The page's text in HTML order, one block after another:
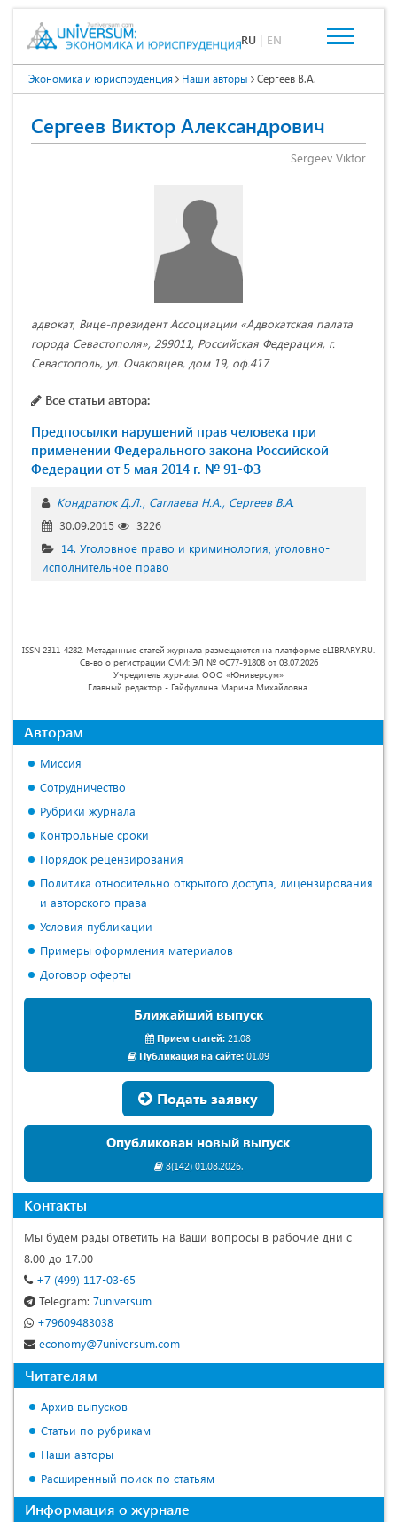
RU | EN
Экономика и юриспруденция Наши авторы Сергеев В.А.
Сергеев Виктор Александрович
Sergeev Viktor
адвокат, Вице-президент Ассоциации «Адвокатская палата
города Севастополя», 299011, Российская Федерация, г.
Севастополь, ул. Очаковцев, дом 19, оф.417
Все статьи автора:
Предпосылки нарушений прав человека при
применении Федерального закона Российской
Федерации от 5 мая 2014 г. № 91-ФЗ
Кондратюк Д.Л. Саглаева Н.А. Сергеев В.А.
30.09.2015
3226
14. Уголовное право и криминология, уголовно-
исполнительное право
ISSN 2311-4282. Метаданные статей журнала размещаются на платформе eLIBRARY.RU.
Св-во о регистрации СМИ: ЭЛ № ФС77-91808 от 03.07.2026
Учредитель журнала: ООО «Юниверсум»
Главный редактор - Гайфуллина Марина Михайловна.
Авторам
Миссия
Сотрудничество
Рубрики журнала
Контрольные сроки
Порядок рецензирования
Политика относительно открытого доступа, лицензирования
и авторского права
Условия публикации
Примеры оформления материалов
Договор оферты
Ближайший выпуск
Прием статей: 21.08
Публикация на сайте:01.09
Подать заявку
Опубликован новый выпуск
8(142) 01.08.2026.
Контакты
Мы будем рады ответить на Ваши вопросы в рабочие дни с
8.00 до 17.00
+7 (499) 117-03-65
Telegram: 7universum
+79609483038
economy@7universum.com
Читателям
Архив выпусков
Статьи по рубрикам
Наши авторы
Расширенный поиск по статьям
Информация о журнале